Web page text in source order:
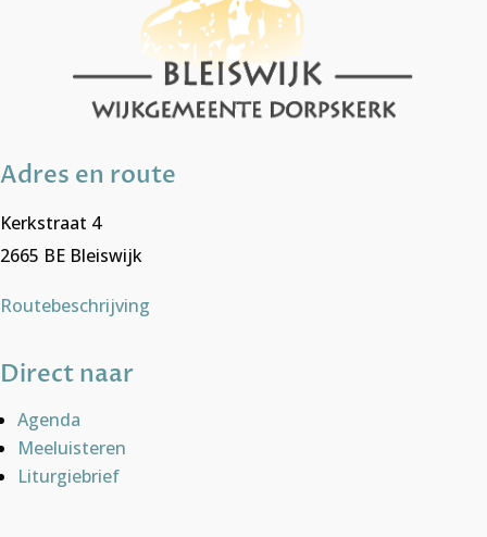
Adres en route
Kerkstraat 4
2665 BE Bleiswijk
Routebeschrijving
Direct naar
Agenda
Meeluisteren
Liturgiebrief